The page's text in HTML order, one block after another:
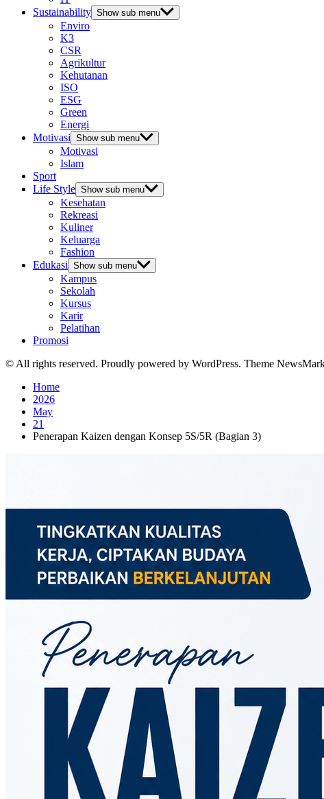
Sustainability Show sub menu
Enviro
K3
CSR
Agrikultur
Kehutanan
ISO
ESG
Green
Energi
Motivasi Show sub menu
Motivasi
Islam
Sport
Life Style Show sub menu
Kesehatan
Rekreasi
Kuliner
Keluarga
Fashion
Edukasi Show sub menu
Kampus
Sekolah
Kursus
Karir
Pelatihan
Promosi
© All rights reserved. Proudly powered by WordPress. Theme
Home
2026
May
21
Penerapan Kaizen dengan Konsep 5S/5R (Bagian 3)